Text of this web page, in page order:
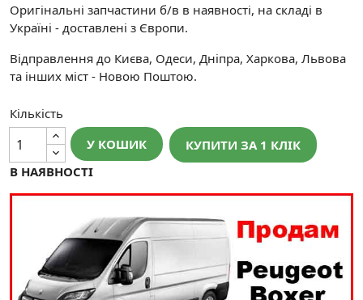
Оригінальні запчастини б/в в наявності, на складі в
Україні - доставлені з Європи.
Відправлення до Києва, Одеси, Дніпра, Харкова, Львова
та інших міст - Новою Поштою.
Кількість
У КОШИК
КУПИТИ ЗА 1 КЛIК
В НАЯВНОСТІ